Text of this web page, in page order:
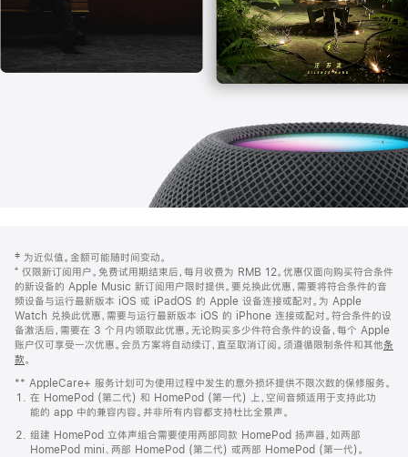
页
页
脚
注
‡ 为近似值。金额可能随时间变动。
⁺ 仅限新订阅用户。免费试用期结束后，每月收费为 RMB 12。优惠仅面向购买符合条件
的新设备的 Apple Music 新订阅用户限时提供。要兑换此优惠，需要将符合条件的音
频设备与运行最新版本 iOS 或 iPadOS 的 Apple 设备连接或配对。为 Apple
Watch 兑换此优惠，需要与运行最新版本 iOS 的 iPhone 连接或配对。符合条件的设
备激活后，需要在 3 个月内领取此优惠。无论购买多少件符合条件的设备，每个 Apple
账户仅可享受一次优惠。会员方案将自动续订，直至取消订阅。须遵循限制条件和其他条
款。
窗
口
中
打
开)
** AppleCare+ 服务计划可为使用过程中发生的意外损坏提供不限次数的保修服务。
在 HomePod (第二代) 和 HomePod (第一代) 上，空间音频适用于支持此功
能的 app 中的兼容内容。并非所有内容都支持杜比全景声。
组建 HomePod 立体声组合需要使用两部同款 HomePod 扬声器，如两部
HomePod mini、两部 HomePod (第二代) 或两部 HomePod (第一代)。